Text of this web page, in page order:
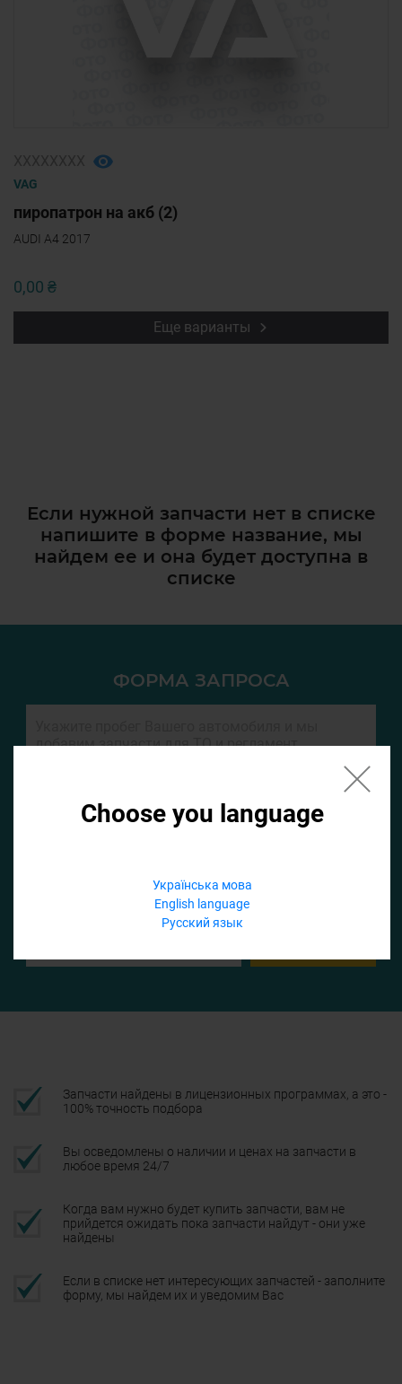
Choose you language
Українська мова
English language
Русский язык
VAG
пиропатрон на акб (2)
AUDI A4 2017
0,00 ₴
Еще варианты
Если нужной запчасти нет в списке
напишите в форме название, мы
найдем ее и она будет доступна в
списке
ФОРМА ЗАПРОСА
Запчасти найдены в лицензионных программах, а это -
100% точность подбора
Вы осведомлены о наличии и ценах на запчасти в
любое время 24/7
Когда вам нужно будет купить запчасти, вам не
прийдется ожидать пока запчасти найдут - они уже
найдены
Если в списке нет интересующих запчастей - заполните
форму, мы найдем их и уведомим Вас